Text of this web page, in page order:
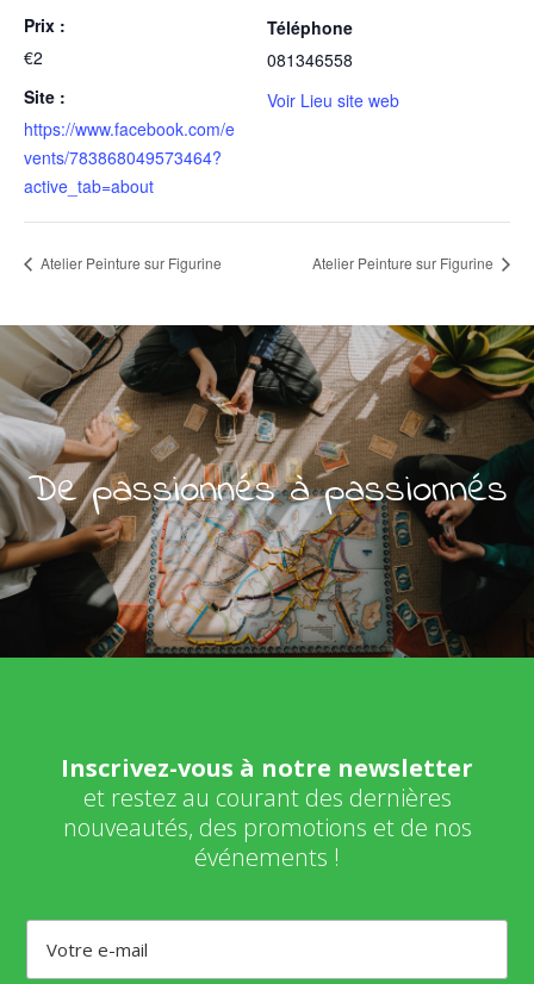
Prix :
€2
Site :
https://www.facebook.com/e
vents/783868049573464?
active_tab=about
Téléphone
081346558
Voir Lieu site web
Atelier Peinture sur Figurine Atelier Peinture sur Figurine
De passionnés à passionnés
Inscrivez-vous à notre newsletter
et restez au courant des dernières
nouveautés, des promotions et de nos
événements !